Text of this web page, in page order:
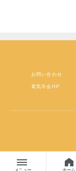
メニュー ホーム
お問い合わせ
電気学会HP